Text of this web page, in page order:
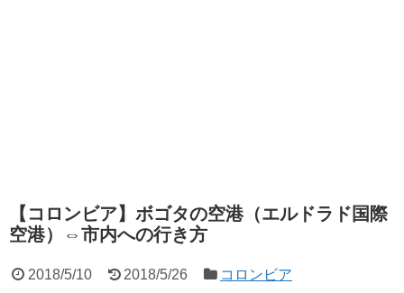
【コロンビア】ボゴタの空港（エルドラド国際
空港）⇔市内への行き方
2018/5/10 2018/5/26 コロンビア